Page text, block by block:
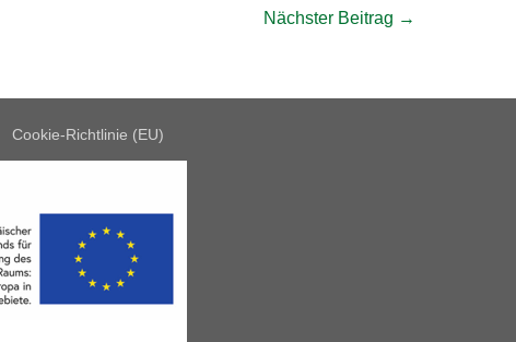
Nächster Beitrag →
Cookie-Richtlinie (EU)